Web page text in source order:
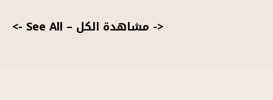
<- مشاهدة الكل –
See All ->